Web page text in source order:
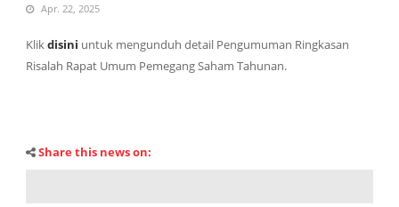
Apr. 22, 2025
Klikdisini untuk mengunduh detail Pengumuman Ringkasan
Risalah Rapat Umum Pemegang Saham Tahunan.
Share this news on: